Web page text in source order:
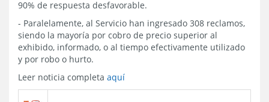
90% de respuesta desfavorable.
- Paralelamente, al Servicio han ingresado 308 reclamos,
siendo la mayoría por cobro de precio superior al
exhibido, informado, o al tiempo efectivamente utilizado
y por robo o hurto.
Leer noticia completa aquí